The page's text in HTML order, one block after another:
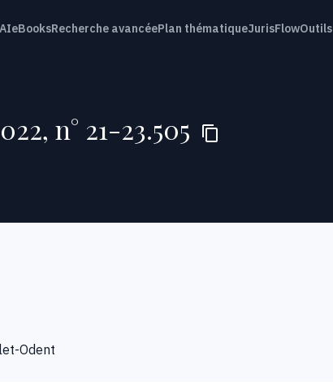
eBooksRecherche avancéePlan thématiqueJurisFlowOutils
n° 21-23.505
Odent